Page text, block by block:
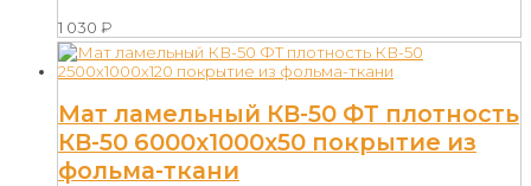
1 030 ₽
Мат ламельный КВ-50 ФТ плотность
КВ-50 6000х1000х50 покрытие из
фольма-ткани